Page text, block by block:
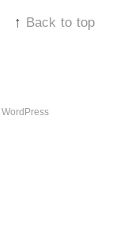
↑ Back to top
WordPress